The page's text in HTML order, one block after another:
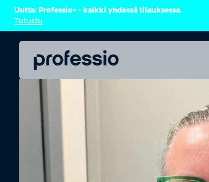
Uutta: Professio+ – kaikki yhdessä tilauksessa.
Tutustu